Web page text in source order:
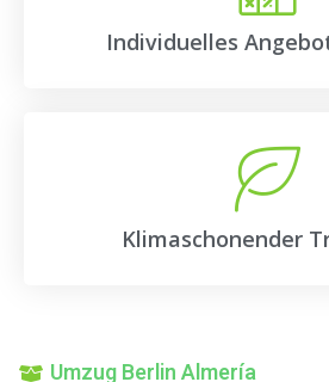
Individuelles
Klimaschonender
Umzug Berlin Almería